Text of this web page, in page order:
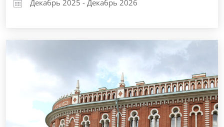
Декабрь 2025 - Декабрь 2026